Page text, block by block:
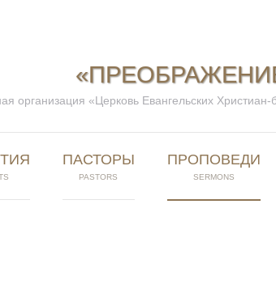
организация «Церковь Евангельских
ПАСТОРЫ
PASTORS
ПРОПОВЕДИ
SERMONS